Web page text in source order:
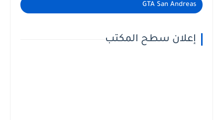
GTA San Andreas
إعلان سطح المكتب